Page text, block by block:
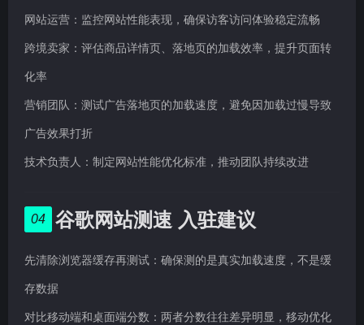
网站运营：监控网站性能表现，确保访客访问体验稳定流畅
跨境卖家：评估商品详情页、落地页的加载效率，提升页面转
化率
营销团队：测试广告落地页的加载速度，避免因加载过慢导致
广告效果打折
技术负责人：制定网站性能优化标准，推动团队持续改进
04 谷歌网站测速 入驻建议
先清除浏览器缓存再测试：确保测的是真实加载速度，不是缓
存数据
对比移动端和桌面端分数：两者分数往往差异明显，移动优化